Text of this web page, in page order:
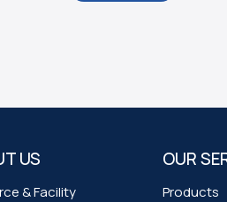
US
& Facility
OUR
Products